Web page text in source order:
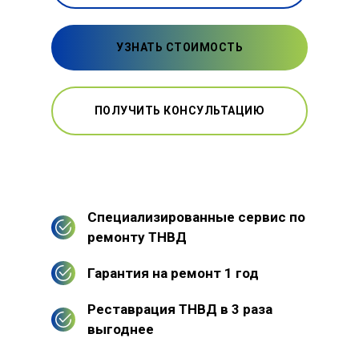
УЗНАТЬ СТОИМОСТЬ
ПОЛУЧИТЬ КОНСУЛЬТАЦИЮ
Специализированные сервис по
ремонту ТНВД
Гарантия на ремонт 1 год
Реставрация ТНВД в 3 раза
выгоднее